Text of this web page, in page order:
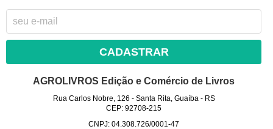
CADASTRAR
AGROLIVROS Edição e Comércio de Livros
Rua Carlos Nobre, 126 - Santa Rita, Guaíba- RS
CEP: 92708-215
CNPJ: 04.308.726/0001-47